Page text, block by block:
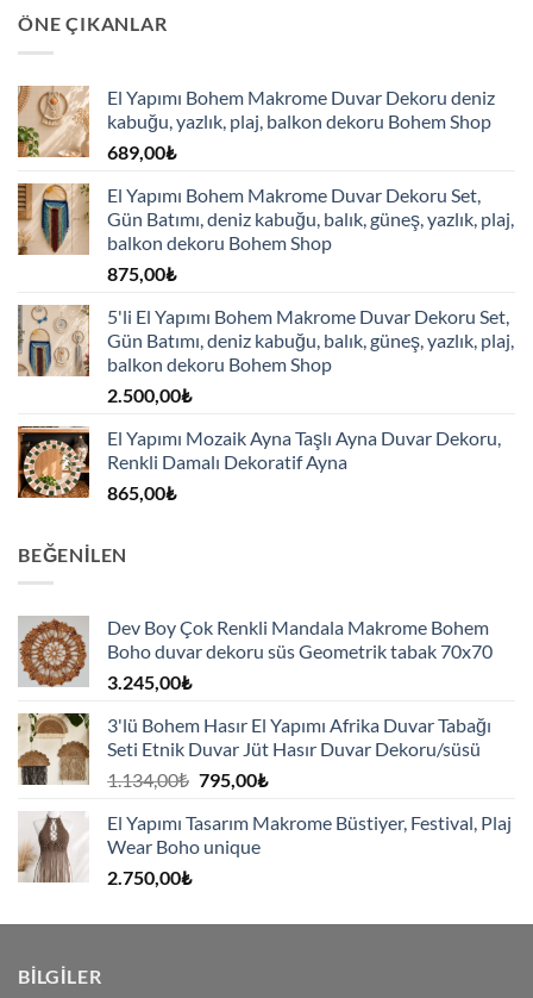
ÖNE ÇIKANLAR
El Yapımı Bohem Makrome Duvar Dekoru deniz
kabuğu, yazlık, plaj, balkon dekoru Bohem Shop
689,00₺
El Yapımı Bohem Makrome Duvar Dekoru Set,
Gün Batımı, deniz kabuğu, balık, güneş, yazlık, plaj,
balkon dekoru Bohem Shop
875,00₺
5'li El Yapımı Bohem Makrome Duvar Dekoru Set,
Gün Batımı, deniz kabuğu, balık, güneş, yazlık, plaj,
balkon dekoru Bohem Shop
2.500,00₺
El Yapımı Mozaik Ayna Taşlı Ayna Duvar Dekoru,
Renkli Damalı Dekoratif Ayna
865,00₺
BEĞENILEN
Dev Boy Çok Renkli Mandala Makrome Bohem
Boho duvar dekoru süs Geometrik tabak 70x70
3.245,00₺
3'lü Bohem Hasır El Yapımı Afrika Duvar Tabağı
Seti Etnik Duvar Jüt Hasır Duvar Dekoru/süsü
1.134,00₺ Orijinal
1.134,00₺.
795,00₺Şu
fiyat:
El Yapımı Tasarım Makrome Büstiyer, Festival, Plaj
Wear Boho unique
2.750,00₺
BILGILER